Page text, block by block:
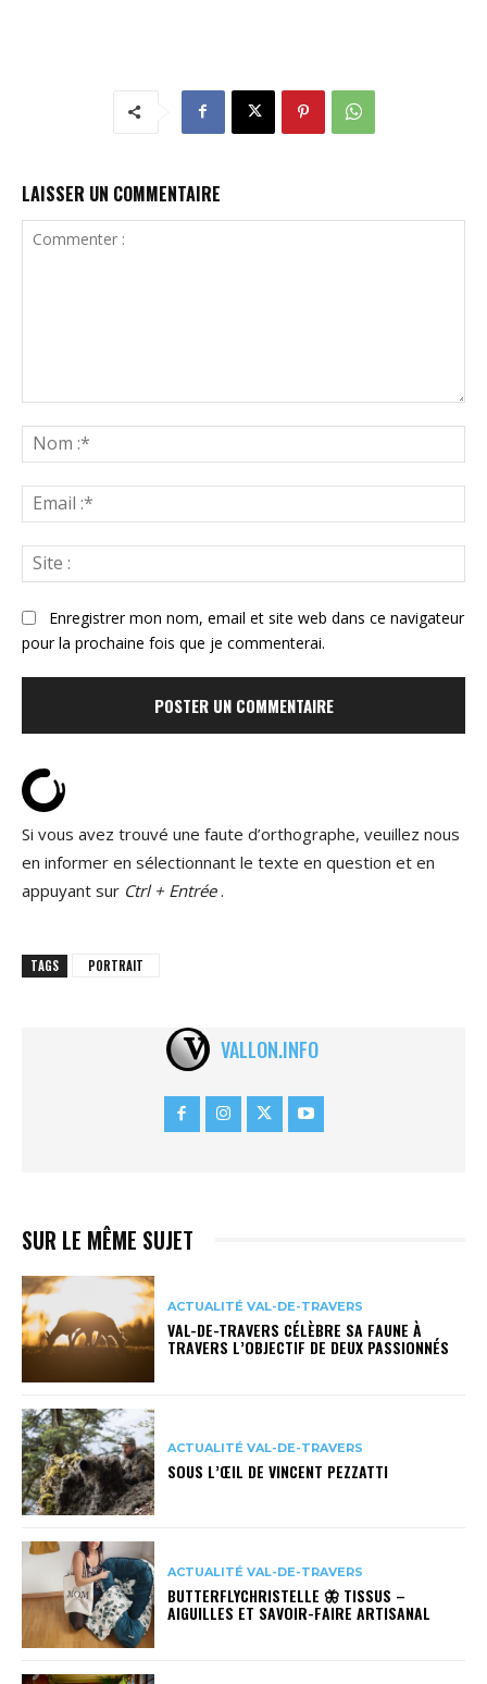
LAISSER UN COMMENTAIRE
:*
:*
:
Enregistrer mon nom, email et site web dans ce navigateur
pour la prochaine fois que je commenterai.
Si vous avez trouvé une faute d’orthographe, veuillez nous
en informer en sélectionnant le texte en question et en
appuyant sur Ctrl + Entrée.
TAGS PORTRAIT
VALLON.INFO
SUR LE MÊME SUJET
ACTUALITÉ VAL-DE-TRAVERS
VAL-DE-TRAVERS CÉLÈBRE SA FAUNE À
TRAVERS L’OBJECTIF DE DEUX PASSIONNÉS
ACTUALITÉ VAL-DE-TRAVERS
SOUS L’ŒIL DE VINCENT PEZZATTI
ACTUALITÉ VAL-DE-TRAVERS
BUTTERFLYCHRISTELLE 🦋 TISSUS –
AIGUILLES ET SAVOIR-FAIRE ARTISANAL